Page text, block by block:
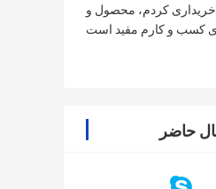
لیزری را از سال 1395 خریداری کردم، محصول و